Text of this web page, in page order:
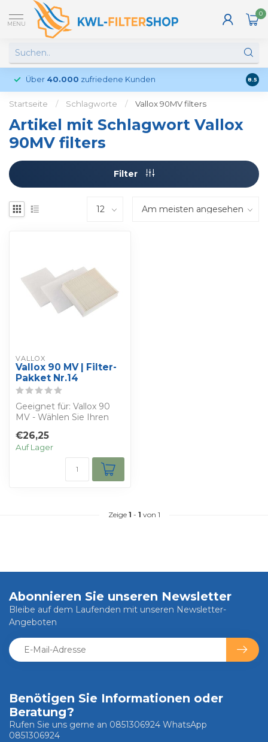
MENU
0
Über 40.000 zufriedene Kunden 8.5
Startseite / Schlagworte / Vallox 90MV filters
Artikel mit Schlagwort Vallox
90MV filters
Filter
VALLOX
Vallox 90 MV | Filter-
Pakket Nr.14
Geeignet für: Vallox 90
MV - Wählen Sie Ihren
Erhalten Sie: 1 Filterp...
€26,25
Auf Lager
Zeige 1 - 1 von 1
Benötigen Sie Informationen oder
Beratung?
Rufen Sie uns gerne an 0851306924 WhatsApp
0851306924
Abonnieren Sie unseren Newsletter
Bleibe auf dem Laufenden mit unseren Newsletter-
Angeboten